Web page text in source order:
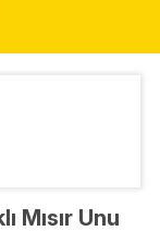
Mısır Unu